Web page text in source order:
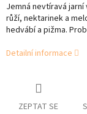
Jemná nevtíravá
růží, nektarinek a
hedvábí a pižma.
Detailní informace
ZEPTAT SE